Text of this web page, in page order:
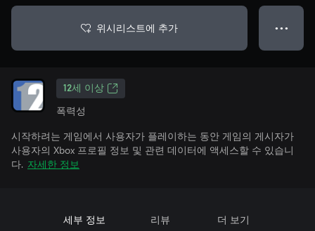
위시리스트에 추가 ● ● ●
12세 이상
폭력성
시작하려는 게임에서 사용자가 플레이하는 동안 게임의 게시자가
사용자의 Xbox 프로필 정보 및 관련 데이터에 액세스할 수 있습니
다. 자세한 정보
세부 정보 리뷰 더 보기